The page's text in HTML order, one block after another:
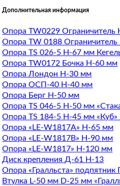
Дополнительная информация
Опора TW0229 Ограничитель
Опора TW 0188
Опора TS 026-5 H-67 мм
Опора TW0172 Бочка H-60 мм
Опора Лондон H-30 мм
Опора ОСП-40 H-40 мм
Опора Берг Н-50 мм
Опора TS 046-5 H-50 мм
Опора TS 184-5 H-45 мм
Опора «LE-W1817A» Н-65 мм
Опора «LE-W1817B» Н-90 мм
Опора «LE-W1817» Н-120 мм
Диск крепления Д-61 Н-13
Опора «Гралльста»
Втулка L-50 мм D-25 мм